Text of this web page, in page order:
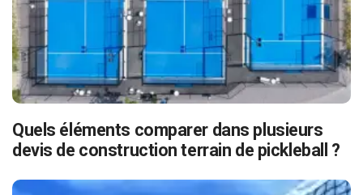
Quels éléments comparer dans plusieurs
devis de construction terrain de pickleball ?